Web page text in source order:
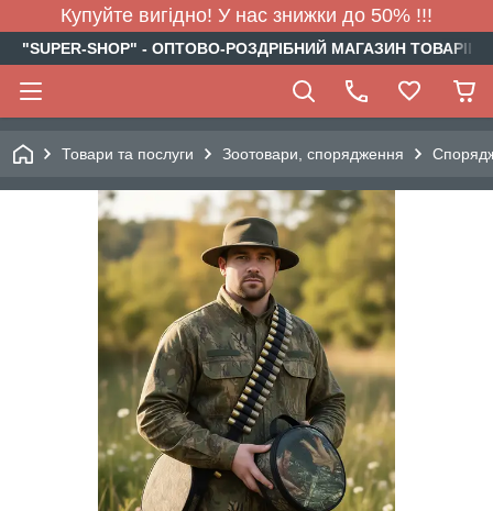
Купуйте вигідно! У нас знижки до 50% !!!
"SUPER-SHOP" - ОПТОВО-РОЗДРІБНИЙ МАГАЗИН
Товари та послуги Зоотовари, спорядження